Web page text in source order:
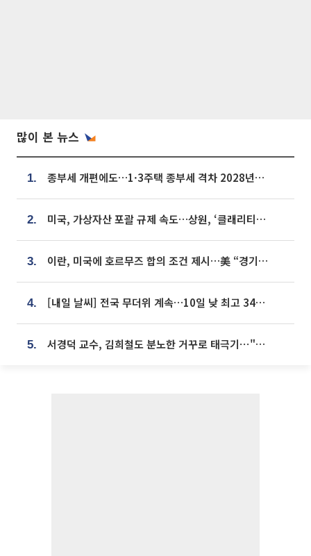
많이 본 뉴스
1. 종부세 개편에도…1·3주택 종부세 격차 2028년부터 확대
2. 미국, 가상자산 포괄 규제 속도…상원, ‘클래리티법’ 9월 절차투표 추진
3. 이란, 미국에 호르무즈 합의 조건 제시…美 “경기 아직 안 끝나” [종합]
4. [내일 날씨] 전국 무더위 계속…10일 낮 최고 34도 육박
5. 서경덕 교수, 김희철도 분노한 거꾸로 태극기⋯"엉터리는 아냐, 아쉬울 뿐"